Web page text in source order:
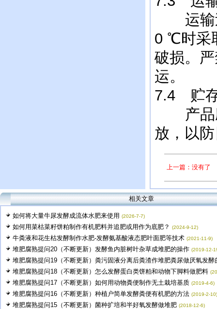
运输过
0 ℃时采
破损。
运。
7.4 贮
产品应
放，以
上一篇：没有了
相关文章
如何将大量牛尿发酵成流体水肥来使用 (2026-7-7)
如何用菜枯菜籽饼粕制作有机肥料并追肥或用作为底肥？ (2024-9-12)
牛粪液和花生枯发酵制作水肥-发酵氨基酸液态肥叶面肥等技术 (2021-11-9)
堆肥腐熟提问20（不断更新）发酵鱼内脏树叶杂草成堆肥的操作 (2019-12-
堆肥腐熟提问19（不断更新）粪污固液分离后粪渣作堆肥粪尿做厌氧发酵
堆肥腐熟提问18（不断更新）怎么发酵蛋白类饼粕和动物下脚料做肥料
堆肥腐熟提问17（不断更新）如何用动物粪便制作无土栽培基质 (2019-4-6)
堆肥腐熟提问16（不断更新）种植户简单发酵粪便有机肥的方法 (2019-2-10)
堆肥腐熟提问15（不断更新）菌种扩培和半好氧发酵做堆肥 (2018-12-6)